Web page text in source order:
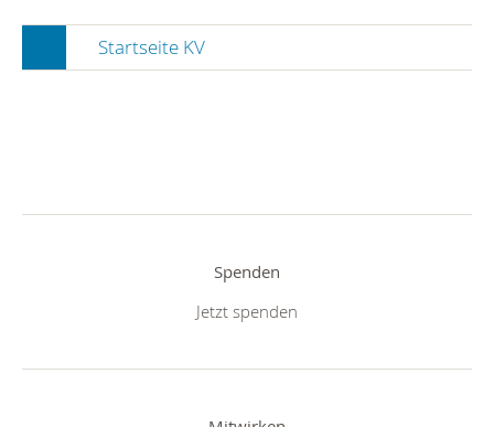
Startseite KV
Spenden
Jetzt spenden